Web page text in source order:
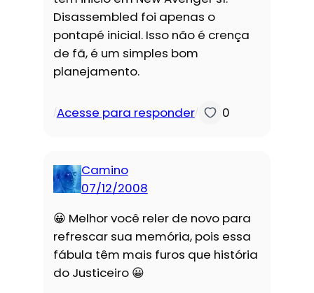
Disassembled foi apenas o
pontapé inicial. Isso não é crença
de fã, é um simples bom
planejamento.
/Acesse para responder/ 0
Camino
07/12/2008
😀 Melhor você reler de novo para
refrescar sua memória, pois essa
fábula têm mais furos que história
do Justiceiro 😀